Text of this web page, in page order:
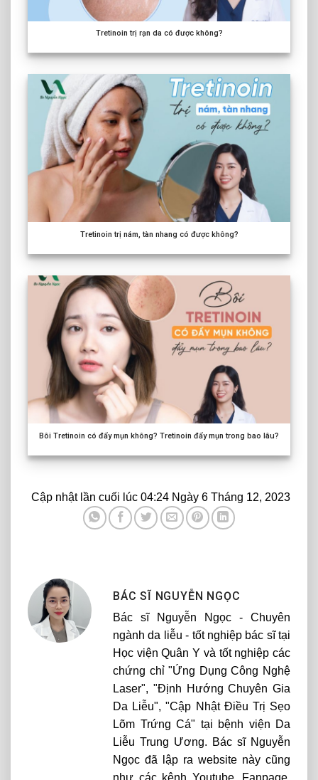
Tretinoin trị rạn da có được không?
Tretinoin trị nám, tàn nhang có được không?
Bôi Tretinoin có đẩy mụn không? Tretinoin đẩy mụn trong bao lâu?
Cập nhật lần cuối lúc 04:24 Ngày 6 Tháng 12, 2023
BÁC SĨ NGUYỄN NGỌC
Bác sĩ Nguyễn Ngọc - Chuyên
ngành da liễu - tốt nghiệp bác sĩ tại
Học viện Quân Y và tốt nghiệp các
chứng chỉ "Ứng Dụng Công Nghệ
Laser", "Định Hướng Chuyên Gia
Da Liễu", "Cập Nhật Điều Trị Sẹo
Lõm Trứng Cá" tại bệnh viện Da
Liễu Trung Ương. Bác sĩ Nguyễn
Ngọc đã lập ra website này cũng
như các kênh Youtube, Fanpage,